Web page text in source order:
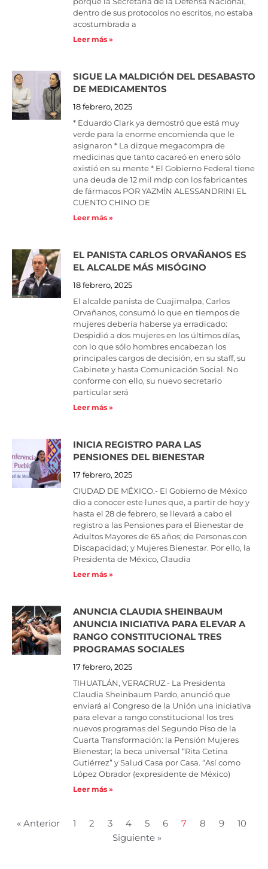
dentro de sus protocolos no escritos, no estaba
acostumbrada a
Leer más »
SIGUE LA MALDICIÓN DEL DESABASTO
DE MEDICAMENTOS
18 febrero, 2025
* Eduardo Clark ya demostró que está muy
verde para la enorme encomienda que le
asignaron * La dizque megacompra de
medicinas que tanto cacareó en enero sólo
existió en su mente * El Gobierno Federal tiene
una deuda de 12 mil mdp con los fabricantes
de fármacos POR YAZMÍN ALESSANDRINI EL
CUENTO CHINO DE
Leer más »
EL PANISTA CARLOS ORVAÑANOS ES
EL ALCALDE MÁS MISÓGINO
18 febrero, 2025
El alcalde panista de Cuajimalpa, Carlos
Orvañanos, consumó lo que en tiempos de
mujeres debería haberse ya erradicado:
Despidió a dos mujeres en los últimos días,
con lo que sólo hombres encabezan los
principales cargos de decisión, en su staff, su
Gabinete y hasta Comunicación Social. No
conforme con ello, su nuevo secretario
particular será
Leer más »
INICIA REGISTRO PARA LAS
PENSIONES DEL BIENESTAR
17 febrero, 2025
CIUDAD DE MÉXICO.- El Gobierno de México
dio a conocer este lunes que, a partir de hoy y
hasta el 28 de febrero, se llevará a cabo el
registro a las Pensiones para el Bienestar de
Adultos Mayores de 65 años; de Personas con
Discapacidad; y Mujeres Bienestar. Por ello, la
Presidenta de México, Claudia
Leer más »
ANUNCIA CLAUDIA SHEINBAUM
ANUNCIA INICIATIVA PARA ELEVAR A
RANGO CONSTITUCIONAL TRES
PROGRAMAS SOCIALES
17 febrero, 2025
TIHUATLÁN, VERACRUZ.- La Presidenta
Claudia Sheinbaum Pardo, anunció que
enviará al Congreso de la Unión una iniciativa
para elevar a rango constitucional los tres
nuevos programas del Segundo Piso de la
Cuarta Transformación: la Pensión Mujeres
Bienestar; la beca universal “Rita Cetina
Gutiérrez” y Salud Casa por Casa. “Así como
López Obrador (expresidente de México)
Leer más »
« Anterior 1 2 3 4 5 6 7 8 9
10
Siguiente »